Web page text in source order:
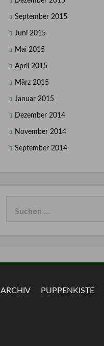
September 2015
Juni 2015
Mai 2015
April 2015
März 2015
Januar 2015
Dezember 2014
November 2014
September 2014
ARCHIV PUPPENKISTE